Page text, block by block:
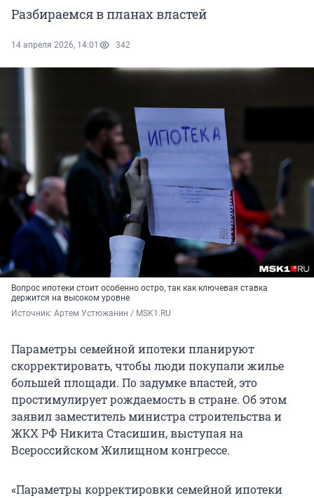
Разбираемся в планах властей
14 апреля 2026, 14:01 342
Вопрос ипотеки стоит особенно остро, так как ключевая ставка
держится на высоком уровне
Источник: Артем Устюжанин / MSK1.RU
Параметры семейной ипотеки планируют
скорректировать, чтобы люди покупали жилье
большей площади. По задумке властей, это
простимулирует рождаемость в стране. Об этом
заявил заместитель министра строительства и
ЖКХ РФ Никита Стасишин, выступая на
Всероссийском Жилищном конгрессе.
«Параметры корректировки семейной ипотеки